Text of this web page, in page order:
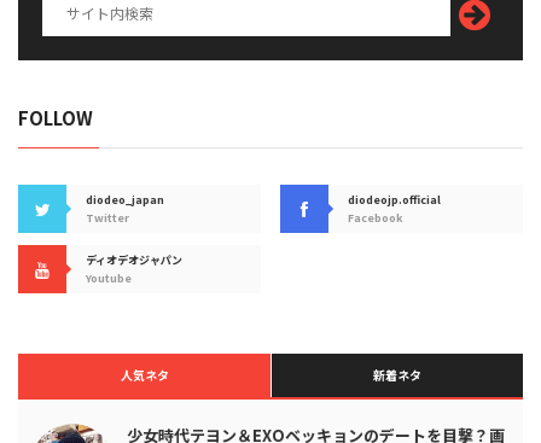
FOLLOW
diodeo_japan
Twitter
diodeojp.official
Facebook
ディオデオジャパン
Youtube
人気ネタ 新着ネタ
少女時代テヨン＆EXOベッキョンのデートを目撃？画